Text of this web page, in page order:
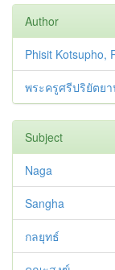
Author
Phisit Kotsupho,
พระครูศรีปริยัตย
Subject
Naga
Sangha
กลยุทธ์